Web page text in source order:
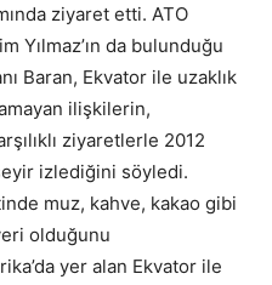
ziyaret etti. ATO
Yılmaz’ın da bulunduğu
Baran, Ekvator ile uzaklık
ilişkilerin,
ziyaretlerle 2012
izlediğini söyledi.
muz, kahve, kakao gibi
olduğunu
yer alan Ekvator ile